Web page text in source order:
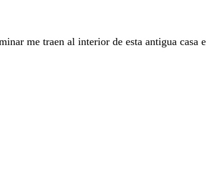
me traen al interior de esta antigua casa